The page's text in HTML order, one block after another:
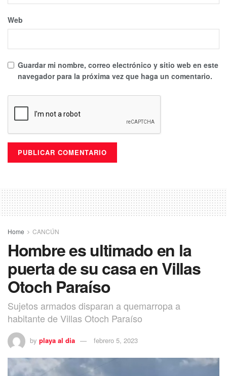
Web
Guardar mi nombre, correo electrónico y sitio web en este
navegador para la próxima vez que haga un comentario.
Home CANCÚN
Hombre es ultimado en la
puerta de su casa en Villas
Otoch Paraíso
Sujetos armados disparan a quemarropa a
habitante de Villas Otoch Paraíso
by playa al dia febrero 5, 2023